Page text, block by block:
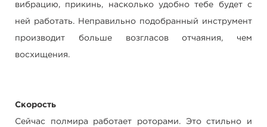
вибрацию, прикинь, насколько удобно тебе будет с
ней работать. Неправильно подобранный инструмент
производит больше возгласов отчаяния, чем
восхищения.
Скорость
Сейчас полмира работает роторами. Это стильно и